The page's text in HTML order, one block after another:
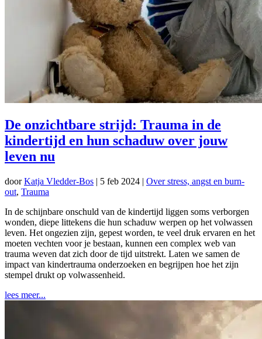
De onzichtbare strijd: Trauma in de
kindertijd en hun schaduw over jouw
leven nu
doorKatja Vledder-Bos | 5 feb 2024 | Over stress, angst en burn-
out, Trauma
In de schijnbare onschuld van de kindertijd liggen soms verborgen
wonden, diepe littekens die hun schaduw werpen op het volwassen
leven. Het ongezien zijn, gepest worden, te veel druk ervaren en het
moeten vechten voor je bestaan, kunnen een complex web van
trauma weven dat zich door de tijd uitstrekt. Laten we samen de
impact van kindertrauma onderzoeken en begrijpen hoe het zijn
stempel drukt op volwassenheid.
lees meer...